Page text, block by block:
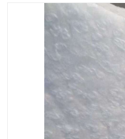
硅酸铝纤维毡
硅酸铝保温棉